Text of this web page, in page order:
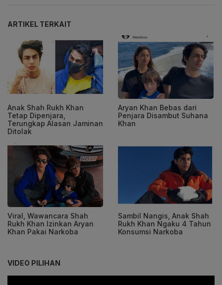
ARTIKEL TERKAIT
Anak Shah Rukh Khan
Tetap Dipenjara,
Terungkap Alasan Jaminan
Ditolak
Aryan Khan Bebas dari
Penjara Disambut Suhana
Khan
Viral, Wawancara Shah
Rukh Khan Izinkan Aryan
Khan Pakai Narkoba
Sambil Nangis, Anak Shah
Rukh Khan Ngaku 4 Tahun
Konsumsi Narkoba
VIDEO PILIHAN